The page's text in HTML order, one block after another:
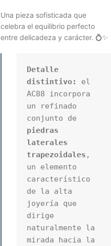
Una pieza sofisticada que
celebra el equilibrio perfecto
entre delicadeza y carácter. 💍✨
Detalle
distintivo:
el
AC88 incorpora
un refinado
piedras
laterales
trapezoidales ,
un elemento
característico
de la alta
joyería que
dirige
naturalmente la
mirada hacia la